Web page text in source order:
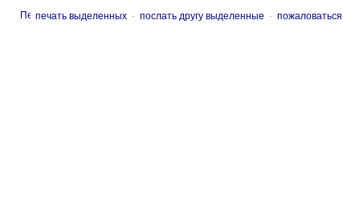
печать выделенных - послать другу выделенные -